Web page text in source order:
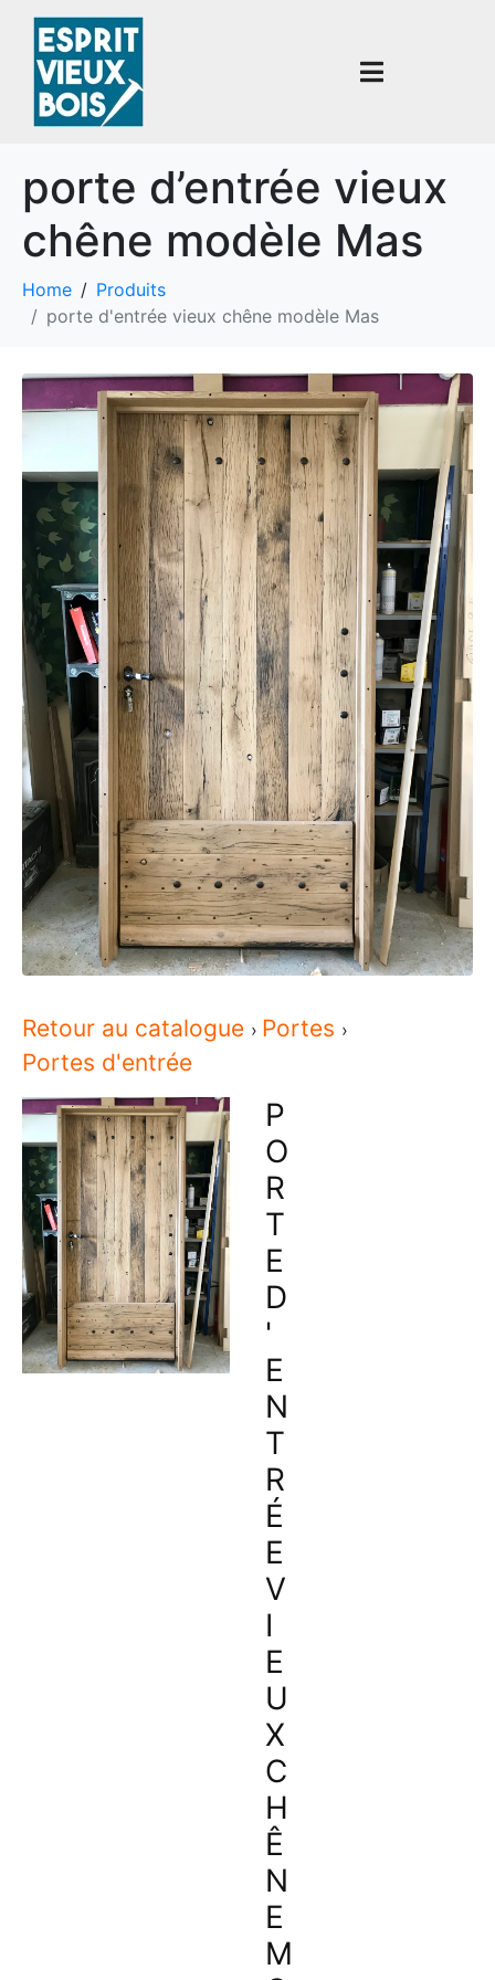
porte d’entrée vieux
chêne modèle Mas
Home
Produits
porte d'entrée vieux chêne modèle Mas
Retour au catalogue
Portes
Portes d'entrée
P
O
R
T
E
D
'
E
N
T
R
É
E
V
I
E
U
X
C
H
Ê
N
E
M